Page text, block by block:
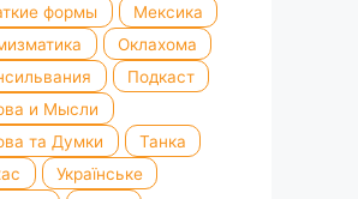
формы
Мексика
Оклахома
Подкаст
и Мысли
та Думки
Танка
Українське